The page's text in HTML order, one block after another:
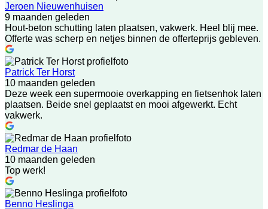
Jeroen Nieuwenhuisen
9 maanden geleden
Hout-beton schutting laten plaatsen, vakwerk. Heel blij mee.
Offerte was scherp en netjes binnen de offerteprijs gebleven.
Patrick Ter Horst
10 maanden geleden
Deze week een supermooie overkapping en fietsenhok laten
plaatsen. Beide snel geplaatst en mooi afgewerkt. Echt
vakwerk.
Redmar de Haan
10 maanden geleden
Top werk!
Benno Heslinga